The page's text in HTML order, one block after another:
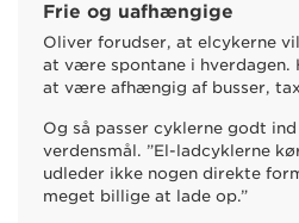
Frie og uafhængige
Oliver forudser, at elcykerne
at være spontane i
at være afhængig af busser,
Og så passer cyklerne godt ind
verdensmål. ”El-ladcyklerne
udleder ikke nogen direkte
meget billige at lade op.”